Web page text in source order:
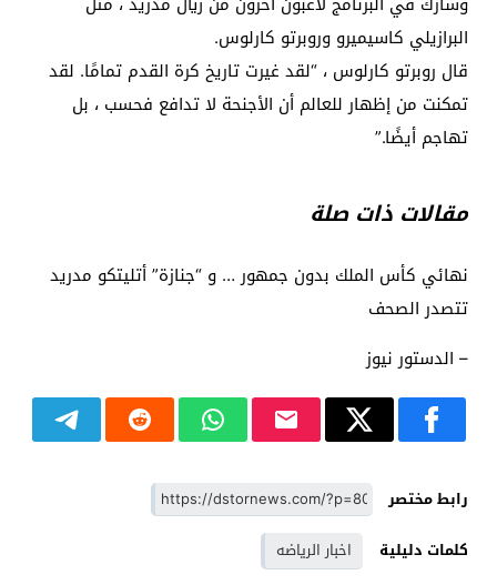
البرازيلي كاسيميرو وروبرتو كارلوس.
قال روبرتو كارلوس ، “لقد غيرت تاريخ كرة القدم تمامًا. لقد
تمكنت من إظهار للعالم أن الأجنحة لا تدافع فحسب ، بل
تهاجم أيضًا.”
مقالات ذات صلة
نهائي كأس الملك بدون جمهور … و “جنازة” أتليتكو ​​مدريد
تتصدر الصحف
– الدستور نيوز
رابط مختصر
كلمات دليلية
اخبار الرياضه